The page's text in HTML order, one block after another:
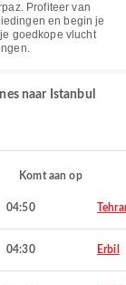
Profiteer van
en begin je
goedkope vlucht
naar Istanbul
Komt aan op
04:50
04:30 Erbil